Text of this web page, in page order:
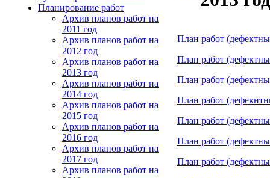
Планирование работ
Архив планов работ на
2011 год
Архив планов работ на
2012 год
Архив планов работ на
2013 год
Архив планов работ на
2014 год
Архив планов работ на
2015 год
Архив планов работ на
2016 год
Архив планов работ на
2017 год
Архив планов работ на
План работ
План работ
План работ
План работ
План работ
План работ
План работ